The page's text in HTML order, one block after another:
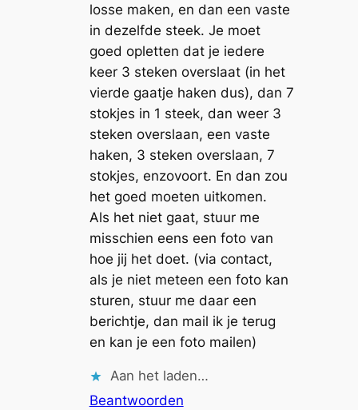
losse maken, en dan een vaste
in dezelfde steek. Je moet
goed opletten dat je iedere
keer 3 steken overslaat (in het
vierde gaatje haken dus), dan 7
stokjes in 1 steek, dan weer 3
steken overslaan, een vaste
haken, 3 steken overslaan, 7
stokjes, enzovoort. En dan zou
het goed moeten uitkomen.
Als het niet gaat, stuur me
misschien eens een foto van
hoe jij het doet. (via contact,
als je niet meteen een foto kan
sturen, stuur me daar een
berichtje, dan mail ik je terug
en kan je een foto mailen)
Aan het laden…
Beantwoorden